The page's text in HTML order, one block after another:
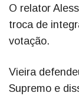
O relator
troca de
votação.
Vieira
Supremo e